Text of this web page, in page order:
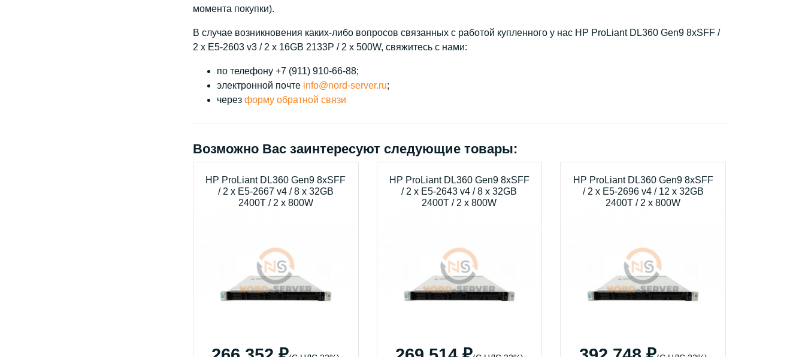
момента покупки).
В случае возникновения каких-либо вопросов связанных с работой купленного у нас HP ProLiant DL360 Gen9 8xSFF /
2 x E5-2603 v3 / 2 x 16GB 2133P / 2 x 500W, свяжитесь с нами:
по телефону +7 (911) 910-66-88;
электронной почте info@nord-server.ru;
через форму обратной связи
Возможно Вас заинтересуют следующие товары:
HP ProLiant DL360 Gen9 8xSFF
/ 2 x E5-2667 v4 / 8 x 32GB
2400T / 2 x 800W
HP ProLiant DL360 Gen9 8xSFF
/ 2 x E5-2643 v4 / 8 x 32GB
2400T / 2 x 800W
HP ProLiant DL360 Gen9 8xSFF
/ 2 x E5-2696 v4 / 12 x 32GB
2400T / 2 x 800W